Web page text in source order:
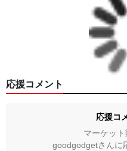
応援コメント
応援
マーケッ
goodgodgetさんに